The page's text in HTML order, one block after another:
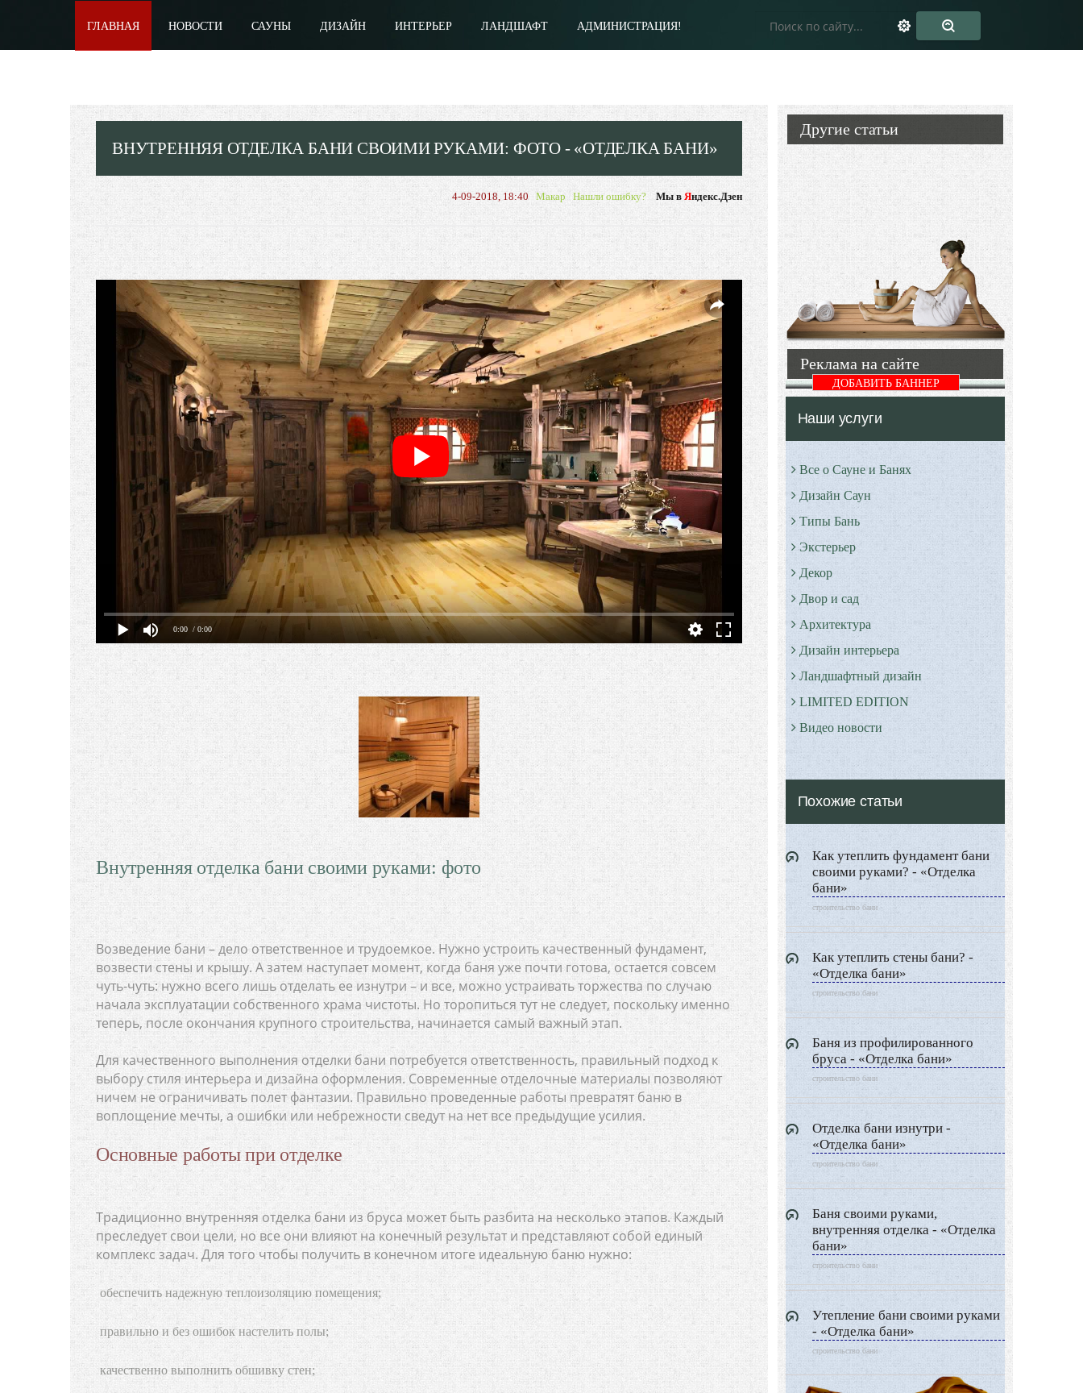
ГЛАВНАЯ НОВОСТИ САУНЫ ДИЗАЙН ИНТЕРЬЕР ЛАНДШАФТ АДМИНИСТРАЦИЯ!
ВНУТРЕННЯЯ ОТДЕЛКА БАНИ СВОИМИ РУКАМИ: ФОТО - «ОТДЕЛКА БАНИ»
4-09-2018, 18:40 Макар Нашли ошибку? Мы в Яндекс.Дзен
0:00 / 0:00
Внутренняя отделка бани своими руками: фото
Возведение бани – дело ответственное и трудоемкое. Нужно устроить качественный фундамент,
возвести стены и крышу. А затем наступает момент, когда баня уже почти готова, остается совсем
чуть-чуть: нужно всего лишь отделать ее изнутри – и все, можно устраивать торжества по случаю
начала эксплуатации собственного храма чистоты. Но торопиться тут не следует, поскольку именно
теперь, после окончания крупного строительства, начинается самый важный этап.
Для качественного выполнения отделки бани потребуется ответственность, правильный подход к
выбору стиля интерьера и дизайна оформления. Современные отделочные материалы позволяют
ничем не ограничивать полет фантазии. Правильно проведенные работы превратят баню в
воплощение мечты, а ошибки или небрежности сведут на нет все предыдущие усилия.
Основные работы при отделке
Традиционно внутренняя отделка бани из бруса может быть разбита на несколько этапов. Каждый
преследует свои цели, но все они влияют на конечный результат и представляют собой единый
комплекс задач. Для того чтобы получить в конечном итоге идеальную баню нужно:
обеспечить надежную теплоизоляцию помещения;
правильно и без ошибок настелить полы;
качественно выполнить обшивку стен;
Другие статьи
Реклама на сайте
ДОБАВИТЬ БАННЕР
Наши услуги
Все о Сауне и Банях
Дизайн Саун
Типы Бань
Экстерьер
Декор
Двор и сад
Архитектура
Дизайн интерьера
Ландшафтный дизайн
LIMITED EDITION
Видео новости
Другие услуги
Похожие статьи
Как утеплить фундамент бани
своими руками? - «Отделка
бани»
строительство бани
Как утеплить стены бани? -
«Отделка бани»
строительство бани
Баня из профилированного
бруса - «Отделка бани»
строительство бани
Отделка бани изнутри -
«Отделка бани»
строительство бани
Баня своими руками,
внутренняя отделка - «Отделка
бани»
строительство бани
Утепление бани своими руками
- «Отделка бани»
строительство бани